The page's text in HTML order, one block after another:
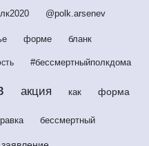
@polk.arsenev
форме бланк
#бессмертныйполкдома
акция как форма
бессмертный